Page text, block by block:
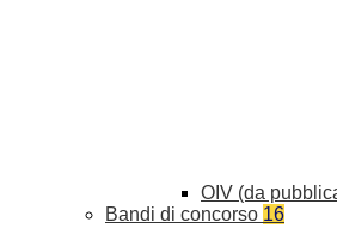
OIV (da
Bandi di concorso 16